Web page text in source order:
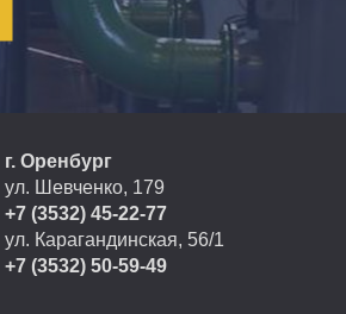
г. Оренбург
ул. Шевченко, 179
+7 (3532) 45-22-77
ул. Карагандинская, 56/1
+7 (3532) 50-59-49